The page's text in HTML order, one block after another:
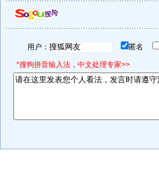
用户： 匿名
*搜狗拼音输入法，中文处理专家>>